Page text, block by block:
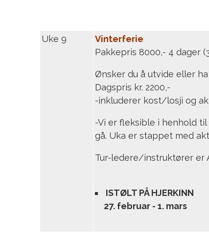
Uke 9
Vinterferie
Pakkepris 8000,- 4 dager
Ønsker du å utvide eller
Dagspris kr. 2200,-
-inkluderer kost/losji og
-Vi er fleksible i henhold
gå. Uka er stappet med
Tur-ledere/instruktører er
ISTØLT PÅ HJERKINN
27. februar - 1. mars